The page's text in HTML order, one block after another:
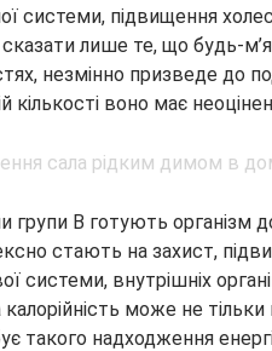
системи, підвищення
лише те, що будь-
незмінно призведе до
кількості воно має
групи B готують організм
стають на захист,
системи, внутрішніх
може не тільки
такого надходження